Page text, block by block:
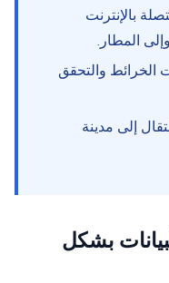
بالإنترنت
المطار.
الخرائط والتحقق
إلى مدينة
بشكل